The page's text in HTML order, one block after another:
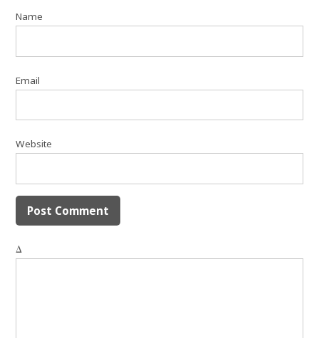
Name
Email
Website
Δ